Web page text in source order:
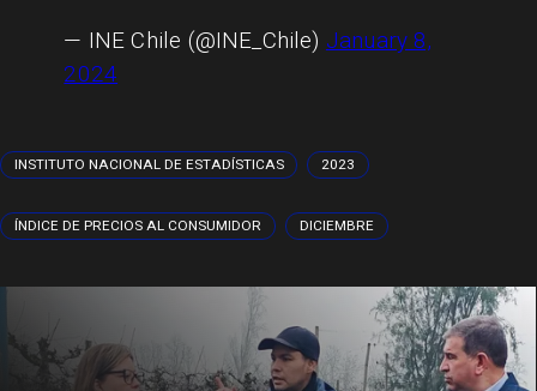
— INE Chile (@INE_Chile) January 8,
2024
INSTITUTO NACIONAL DE ESTADÍSTICAS 2023
ÍNDICE DE PRECIOS AL CONSUMIDOR DICIEMBRE